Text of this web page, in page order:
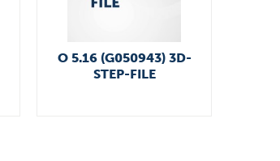
O 5.16 (G050943) 3D-
STEP-FILE